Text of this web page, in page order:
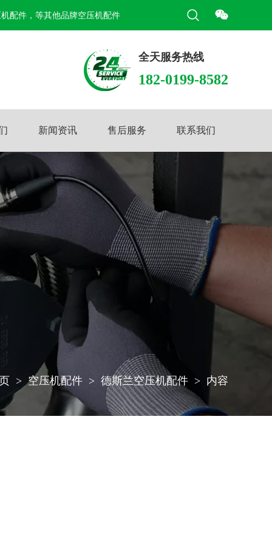
配件，等其他品牌空压机配件
全天服务热线
182-0199-8582
新闻资讯 售后服务 联系我们
空压机配件 德斯兰空压机配件 内容